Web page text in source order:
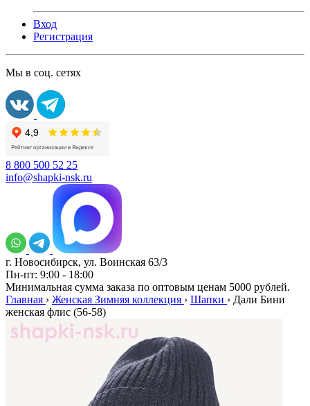
Вход
Регистрация
Мы в соц. сетях
8 800 500 52 25
info@shapki-nsk.ru
г. Новосибирск, ул. Воинская 63/3
Пн-пт: 9:00 - 18:00
Минимальная сумма заказа по оптовым ценам 5000 рублей.
Главная › Женская Зимняя коллекция › Шапки › Дали Бини
женская флис (56-58)